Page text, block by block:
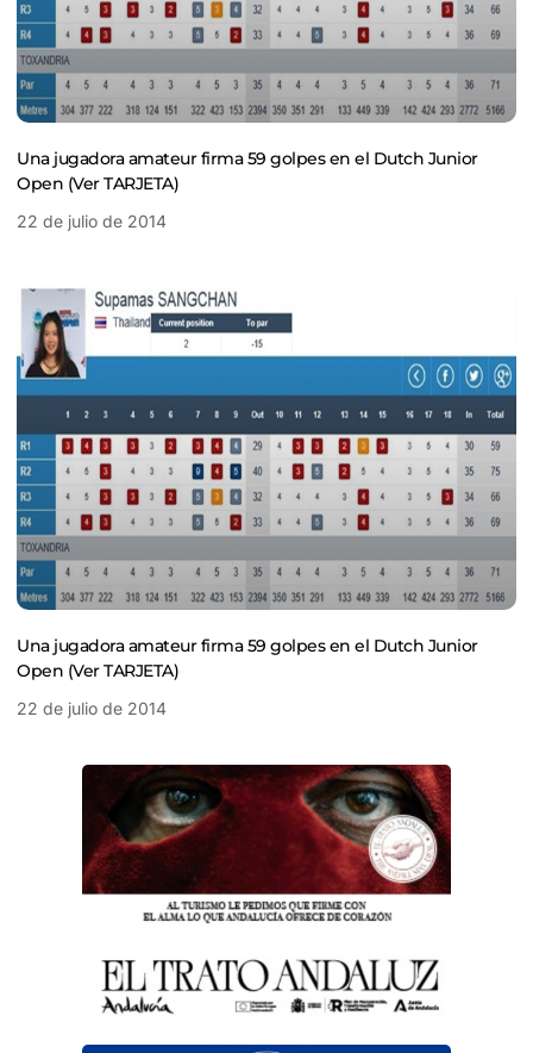
Una jugadora amateur firma 59 golpes en el Dutch Junior
Open (Ver TARJETA)
22 de julio de 2014
Una jugadora amateur firma 59 golpes en el Dutch Junior
Open (Ver TARJETA)
22 de julio de 2014